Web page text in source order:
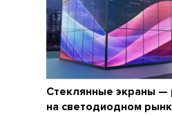
Стеклянные экраны
на светодиодном